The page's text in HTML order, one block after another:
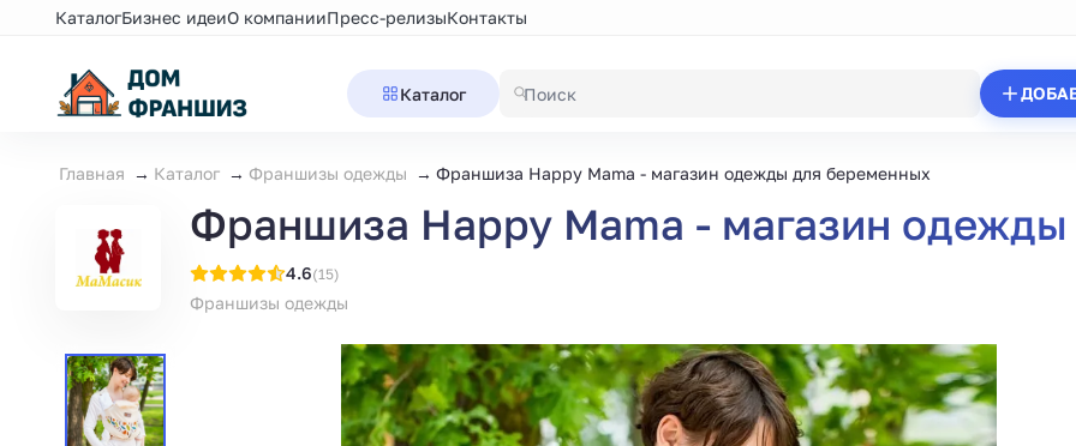
КаталогБизнес идеиО компанииПресс-релизыКонтакты
Каталог
Главная Каталог Франшизы одежды Франшиза Happy Mama - магазин одежды для беременных
Франшиза Happy Mama - магазин
4.6(15)
Франшизы одежды